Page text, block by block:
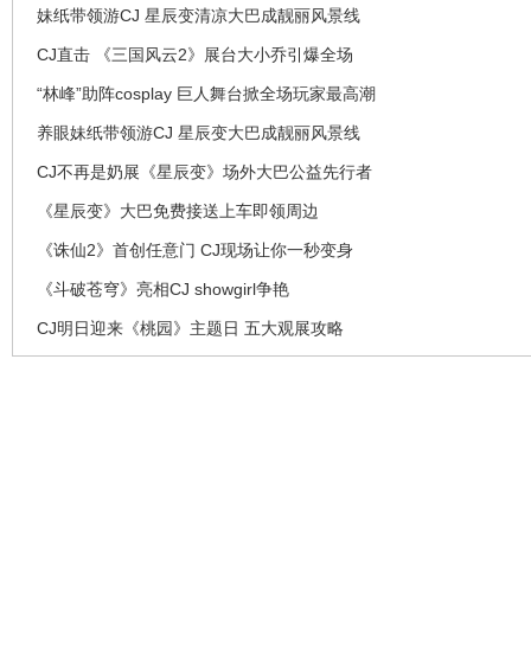
妹纸带领游CJ 星辰变清凉大巴成靓丽风景线
CJ直击 《三国风云2》展台大小乔引爆全场
“林峰”助阵cosplay 巨人舞台掀全场玩家最高潮
养眼妹纸带领游CJ 星辰变大巴成靓丽风景线
CJ不再是奶展《星辰变》场外大巴公益先行者
《星辰变》大巴免费接送上车即领周边
《诛仙2》首创任意门 CJ现场让你一秒变身
《斗破苍穹》亮相CJ showgirl争艳
CJ明日迎来《桃园》主题日 五大观展攻略